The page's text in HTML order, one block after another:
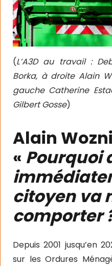
(L’A3D au travail :
Borka, à droite Alain
gauche Catherine
Gilbert Gosse)
Alain
« Pourquoi
citoyen va
comporter
Depuis 2001 jusqu’en
sur les Ordures